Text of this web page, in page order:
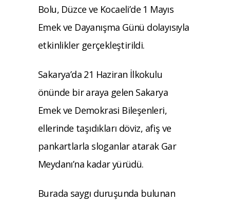
Bolu, Düzce ve Kocaeli’de 1 Mayıs
Emek ve Dayanışma Günü dolayısıyla
etkinlikler gerçekleştirildi.
Sakarya’da 21 Haziran İlkokulu
önünde bir araya gelen Sakarya
Emek ve Demokrasi Bileşenleri,
ellerinde taşıdıkları döviz, afiş ve
pankartlarla sloganlar atarak Gar
Meydanı’na kadar yürüdü.
Burada saygı duruşunda bulunan